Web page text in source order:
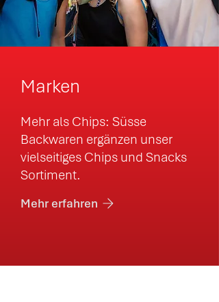
Marken
Mehr als Chips: Süsse
Backwaren ergänzen unser
vielseitiges Chips und Snacks
Sortiment.
Mehr erfahren